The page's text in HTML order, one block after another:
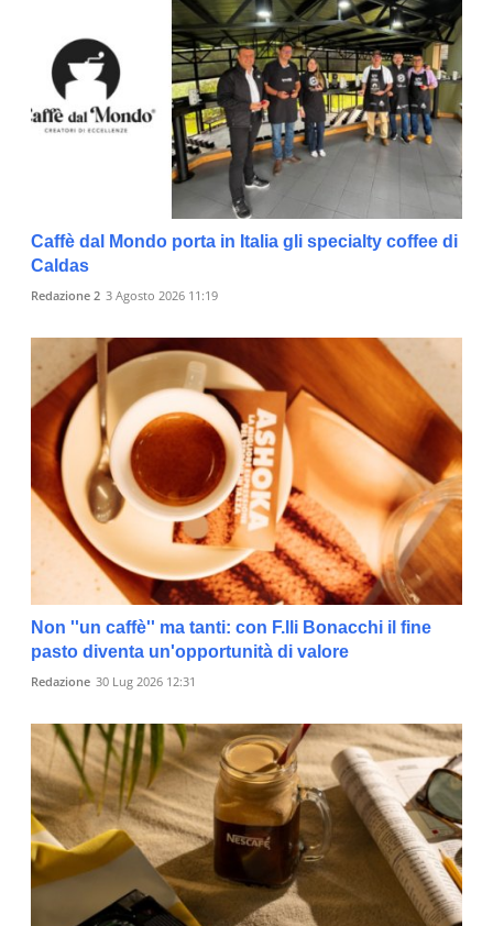
Caffè dal Mondo porta in Italia gli specialty coffee di
Caldas
Redazione 2 3 Agosto 2026 11:19
Non ''un caffè'' ma tanti: con F.lli Bonacchi il fine
pasto diventa un'opportunità di valore
Redazione 30 Lug 2026 12:31